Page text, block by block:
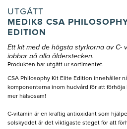
UTGÅTT
MEDIK8 CSA
EDITION
Ett kit med de högsta styrkorna av C-
jobbar på alla ålderstecken.
Produkten har utgått ur sortimentet.
CSA Philosophy Kit Elite Edition innehåller
komponenterna inom hudvård för att
mer hälsosam!
C-vitamin är en kraftig antioxidant som
solskyddet är det viktigaste steget för att